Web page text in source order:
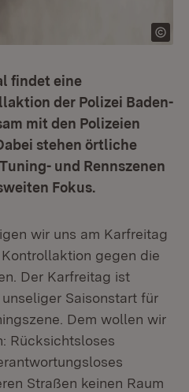
findet eine
der Polizei Baden-
mit den Polizeien
stehen örtliche
und Rennszenen
Fokus.
wir uns am Karfreitag
gegen die
Der Karfreitag ist
Saisonstart für
Dem wollen wir
Rücksichtsloses
Straßen keinen Raum